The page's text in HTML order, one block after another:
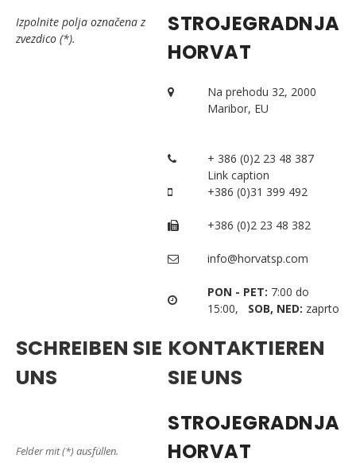
Izpolnite polja označena z
zvezdico (*).
STROJEGRADNJA
HORVAT
Na prehodu 32, 2000
Maribor, EU
+ 386 (0)2 23 48 387
Link caption
+386 (0)31 399 492
+386 (0)2 23 48 382
info@horvatsp.com
PON - PET: 7:00 do
15:00, SOB, NED: zaprto
SCHREIBEN SIE
UNS
Felder mit (*) ausfüllen.
KONTAKTIEREN
SIE UNS
STROJEGRADNJA
HORVAT